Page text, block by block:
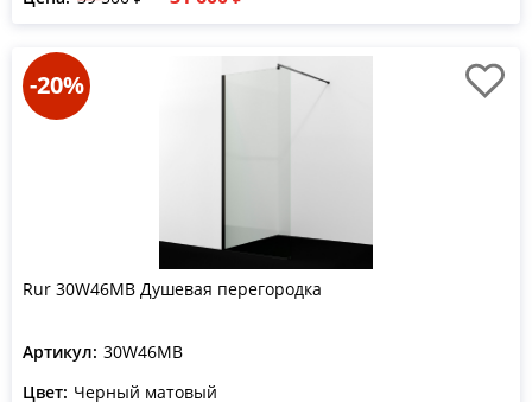
-20%
Rur 30W46MB Душевая перегородка
Артикул: 30W46MB
Цвет: Черный матовый